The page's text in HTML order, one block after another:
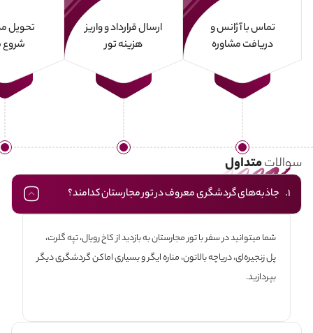
تماس با آژانس و
دریافت مشاوره
ارسال قرارداد و واریز
هزینه تور
تحویل
شروع
سوالاتمتداول
1. جاذبه‎های گردشگری معروف در تور مجارستان کدامند؟
شما می‎توانید در سفر با تور مجارستان به بازدید از کاخ رویال، تپه گلرت،
پل زنجیره‌ای، دریاچه بالاتون، مناره ایگر و بسیاری اماکن گردشگری دیگر
بپردازید.